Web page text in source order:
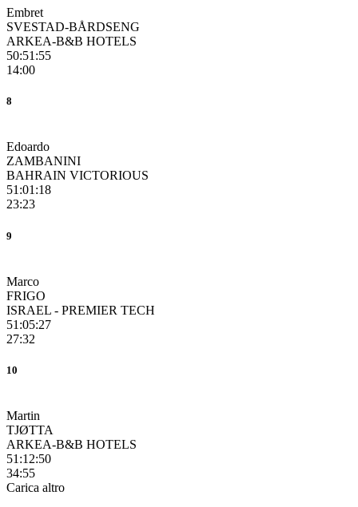
Embret
SVESTAD-BÅRDSENG
ARKEA-B&B HOTELS
50:51:55
14:00
8
Edoardo
ZAMBANINI
BAHRAIN VICTORIOUS
51:01:18
23:23
9
Marco
FRIGO
ISRAEL - PREMIER TECH
51:05:27
27:32
10
Martin
TJØTTA
ARKEA-B&B HOTELS
51:12:50
34:55
Carica altro